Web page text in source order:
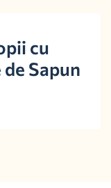
cu
Sapun